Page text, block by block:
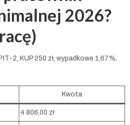
2026?
2, KUP 250 zł, wypadkowe 1,67%,
Kwota
4 806,00 zł